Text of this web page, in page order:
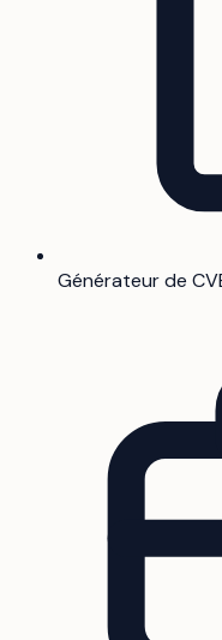
Générateur de CV